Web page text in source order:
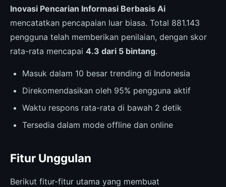
Inovasi Pencarian Informasi Berbasis Ai
mencatatkan pencapaian luar biasa. Total 881.143
pengguna telah memberikan penilaian, dengan skor
rata-rata mencapai 4.3 dari 5 bintang.
Masuk dalam 10 besar trending di Indonesia
Direkomendasikan oleh 95% pengguna aktif
Waktu respons rata-rata di bawah 2 detik
Tersedia dalam mode offline dan online
Fitur Unggulan
Berikut fitur-fitur utama yang membuat